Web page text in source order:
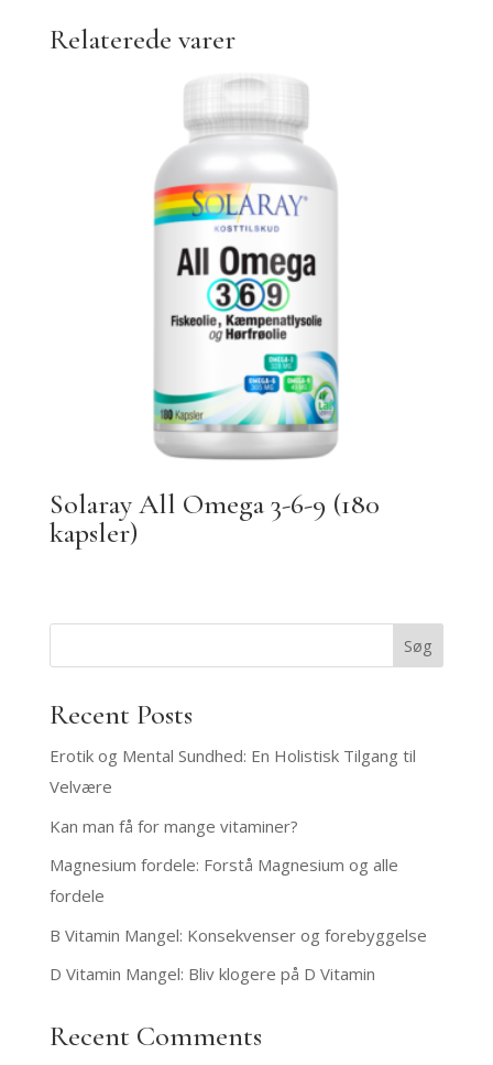
Relaterede varer
Solaray All Omega 3-6-9 (180
kapsler)
Søg
Recent Posts
Erotik og Mental Sundhed: En Holistisk Tilgang til
Velvære
Kan man få for mange vitaminer?
Magnesium fordele: Forstå Magnesium og alle
fordele
B Vitamin Mangel: Konsekvenser og forebyggelse
D Vitamin Mangel: Bliv klogere på D Vitamin
Recent Comments